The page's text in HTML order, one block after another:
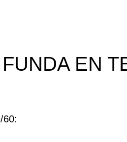
EN
60: